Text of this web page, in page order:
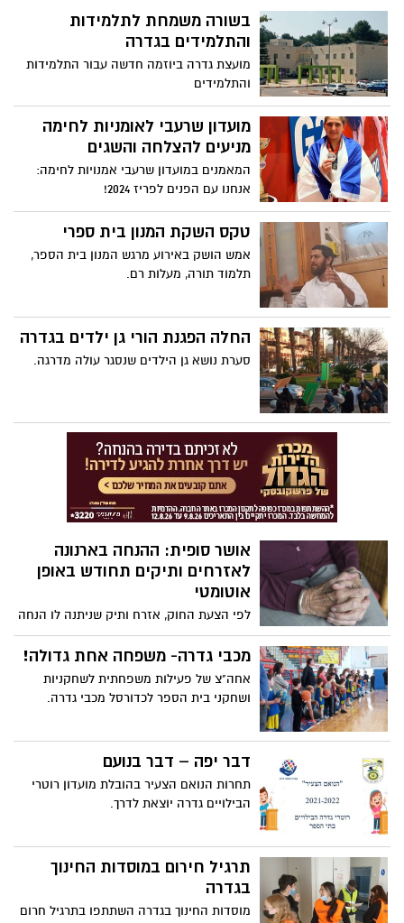
בשורה משמחת לתלמידות
והתלמידים בגדרה
מועצת גדרה ביוזמה חדשה עבור התלמידות
והתלמידים
מועדון שרעבי לאומניות לחימה
מניעים להצלחה והשגים
המאמנים במועדון שרעבי אמנויות לחימה:
אנחנו עם הפנים לפריז 2024!
טקס השקת המנון בית ספרי
אמש הושק באירוע מרגש המנון בית הספר,
תלמוד תורה, מעלות רם.
החלה הפגנת הורי גן ילדים בגדרה
סערת נושא גן הילדים שנסגר עולה מדרגה.
אושר סופית: ההנחה בארנונה
לאזרחים ותיקים תחודש באופן
אוטומטי
לפי הצעת החוק, אזרח ותיק שניתנה לו הנחה
בארנונה על דירה המשמשת אותו למגוריו,
תמשיך להינתן לו באופן אוטומטי מבלי
שיידרש מידי שנה להגיש בקשה או הצהרה
נוספת לרשויות המקומיות כבעבר
מכבי גדרה- משפחה אחת גדולה!
אחה"צ של פעילות משפחתית לשחקניות
ושחקני בית הספר לכדורסל מכבי גדרה.
דבר יפה – דבר בנועם
תחרות הנואם הצעיר בהובלת מועדון רוטרי
הבילויים גדרה יוצאת לדרך.
תרגיל חירום במוסדות החינוך
בגדרה
מוסדות החינוך בגדרה השתתפו בתרגיל חרום